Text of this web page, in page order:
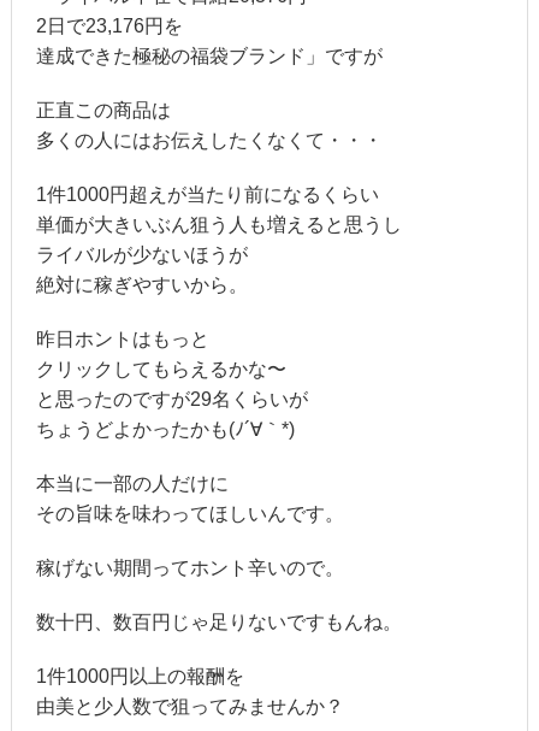
2日で23,176円を
達成できた極秘の福袋ブランド」ですが
正直この商品は
多くの人にはお伝えしたくなくて・・・
1件1000円超えが当たり前になるくらい
単価が大きいぶん狙う人も増えると思うし
ライバルが少ないほうが
絶対に稼ぎやすいから。
昨日ホントはもっと
クリックしてもらえるかな〜
と思ったのですが29名くらいが
ちょうどよかったかも(ﾉ´∀｀*)
本当に一部の人だけに
その旨味を味わってほしいんです。
稼げない期間ってホント辛いので。
数十円、数百円じゃ足りないですもんね。
1件1000円以上の報酬を
由美と少人数で狙ってみませんか？